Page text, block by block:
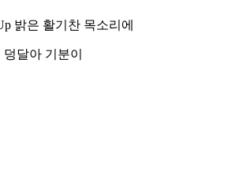
밝은 활기찬 목소리에
달아 기분이